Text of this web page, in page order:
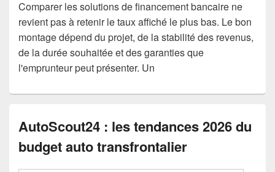
Comparer les solutions de financement bancaire ne
revient pas à retenir le taux affiché le plus bas. Le bon
montage dépend du projet, de la stabilité des revenus,
de la durée souhaitée et des garanties que
l'emprunteur peut présenter. Un
AutoScout24 : les tendances 2026 du
budget auto transfrontalier